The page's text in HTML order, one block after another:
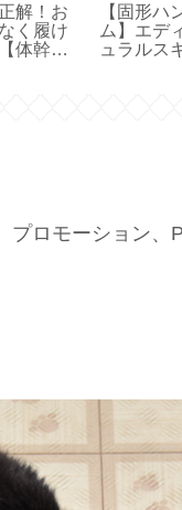
解！お
く履け
体幹を
【固形ハ
ム】エデ
ュラルス
ロモーション